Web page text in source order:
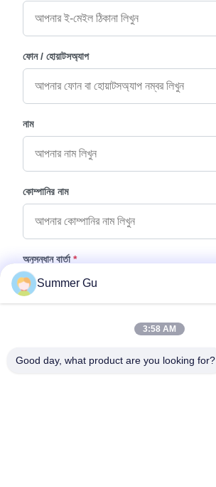
ফোন / হোয়াটসঅ্যাপ
নাম
কোম্পানির নাম
অনুসন্ধান বার্তা *
Summer Gu
3:58 AM
Good day, what product are you looking for?